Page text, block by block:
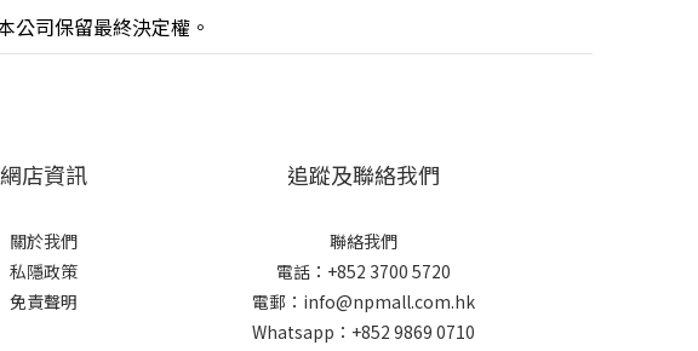
公司保留最終決定權。
網店資訊
關於我們
私隱政策
免責聲明
追蹤及聯絡我們
聯絡我們
電話：+852 3700 5720
電郵：info@npmall.com.hk
Whatsapp：+852 9869 0710